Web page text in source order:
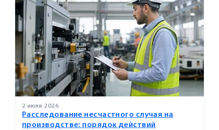
2 июля 2026
Расследование несчастного случая на
производстве: порядок действий